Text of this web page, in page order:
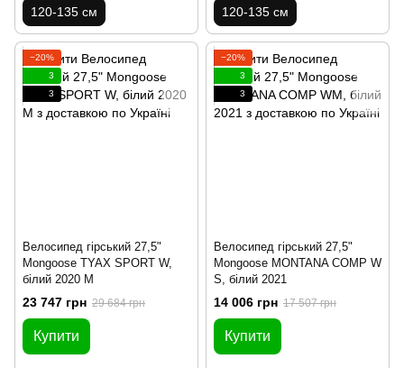
120-135 см 120-135 см
−20%
3
3
Велосипед гірський 27,5"
Mongoose TYAX SPORT W,
білий 2020 M
23 747 грн 29 684 грн
Купити
−20%
3
3
Велосипед гірський 27,5"
Mongoose MONTANA COMP W
S, білий 2021
14 006 грн 17 507 грн
Купити